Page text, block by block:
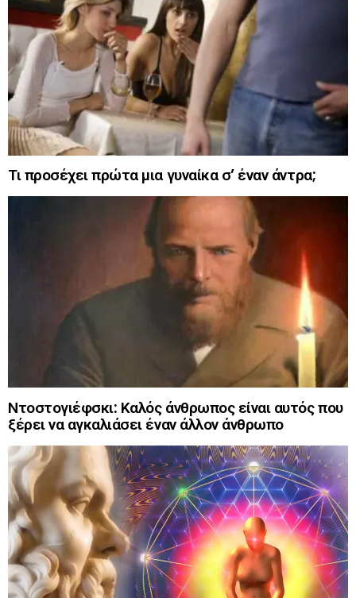
Τι προσέχει πρώτα μια γυναίκα σ’ έναν άντρα;
Ντοστογιέφσκι: Καλός άνθρωπος είναι αυτός που
ξέρει να αγκαλιάσει έναν άλλον άνθρωπο